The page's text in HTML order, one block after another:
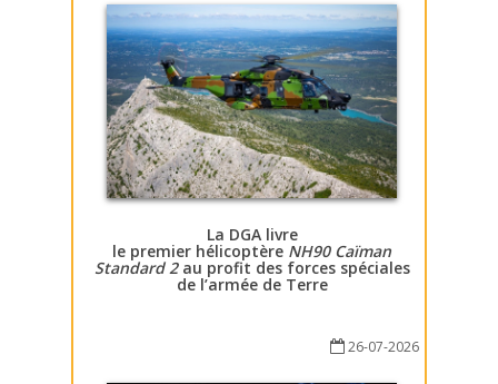
La DGA livre
le premier hélicoptère NH90 Caïman
Standard 2au profit des forces spéciales
de l’armée de Terre
26-07-2026